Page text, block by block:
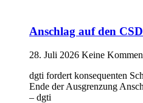
Anschlag auf den
28. Juli 2026 Keine
dgti fordert konsequenten
Ende der Ausgrenzung
– dgti